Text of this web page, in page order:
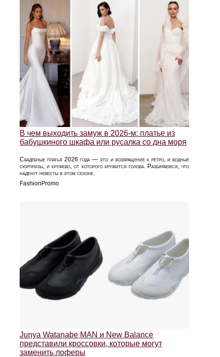
В чем выходить замуж в 2026-м: платье из
бабушкиного шкафа или русалка со дна моря
Свадебные платья 2026 года — это и возвращение к ретро, и водные
сюрпризы, и кружево, от которого кружится голова. Разбираемся, что
наденут невесты в этом сезоне.
FashionPromo
Junya Watanabe MAN и New Balance
представили кроссовки, которые могут
заменить лоферы